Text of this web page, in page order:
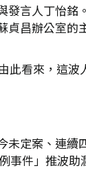
發言人丁怡銘
貞昌辦公室的
此看來，這波
未定案、連續
事件」推波